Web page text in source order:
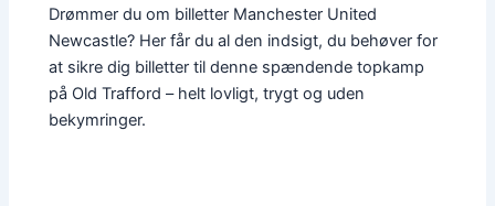
Drømmer du om billetter Manchester United
Newcastle? Her får du al den indsigt, du behøver for
at sikre dig billetter til denne spændende topkamp
på Old Trafford – helt lovligt, trygt og uden
bekymringer.